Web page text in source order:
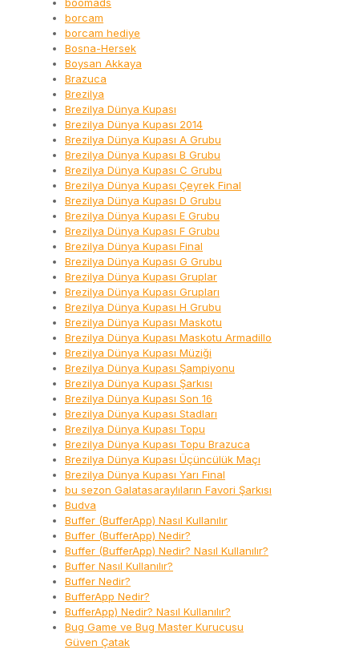
borcam
borcam hediye
Bosna-Hersek
Boysan Akkaya
Brazuca
Brezilya
Brezilya Dünya Kupası
Brezilya Dünya Kupası 2014
Brezilya Dünya Kupası A Grubu
Brezilya Dünya Kupası B Grubu
Brezilya Dünya Kupası C Grubu
Brezilya Dünya Kupası Çeyrek Final
Brezilya Dünya Kupası D Grubu
Brezilya Dünya Kupası E Grubu
Brezilya Dünya Kupası F Grubu
Brezilya Dünya Kupası Final
Brezilya Dünya Kupası G Grubu
Brezilya Dünya Kupası Gruplar
Brezilya Dünya Kupası Grupları
Brezilya Dünya Kupası H Grubu
Brezilya Dünya Kupası Maskotu
Brezilya Dünya Kupası Maskotu Armadillo
Brezilya Dünya Kupası Müziği
Brezilya Dünya Kupası Şampiyonu
Brezilya Dünya Kupası Şarkısı
Brezilya Dünya Kupası Son 16
Brezilya Dünya Kupası Stadları
Brezilya Dünya Kupası Topu
Brezilya Dünya Kupası Topu Brazuca
Brezilya Dünya Kupası Üçüncülük Maçı
Brezilya Dünya Kupası Yarı Final
bu sezon Galatasaraylıların Favori Şarkısı
Budva
Buffer (BufferApp) Nasıl Kullanılır
Buffer (BufferApp) Nedir?
Buffer (BufferApp) Nedir? Nasıl Kullanılır?
Buffer Nasıl Kullanılır?
Buffer Nedir?
BufferApp Nedir?
BufferApp) Nedir? Nasıl Kullanılır?
Bug Game ve Bug Master Kurucusu
Güven Çatak